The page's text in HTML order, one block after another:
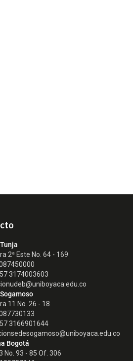
2ª Este No. 64 - 169
3174003603
11 No. 26 - 18
3166901644
Bogotá
No. 93 - 85 Of. 306